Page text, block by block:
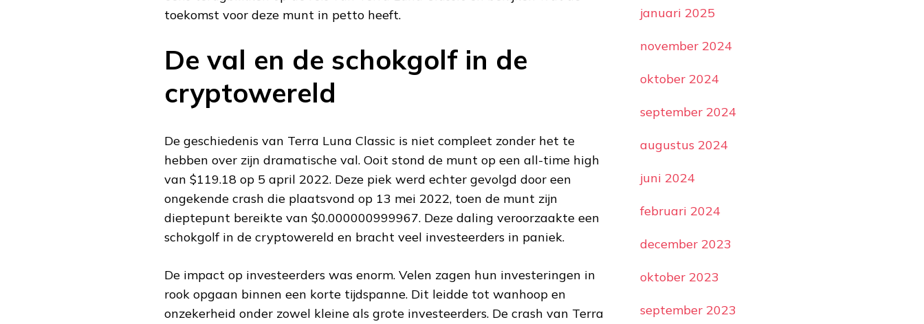
toekomst voor deze munt in petto heeft.
De val en de schokgolf in de
cryptowereld
De geschiedenis van Terra Luna Classic is niet compleet zonder het te
hebben over zijn dramatische val. Ooit stond de munt op een all-time high
van $119.18 op 5 april 2022. Deze piek werd echter gevolgd door een
ongekende crash die plaatsvond op 13 mei 2022, toen de munt zijn
dieptepunt bereikte van $0.000000999967. Deze daling veroorzaakte een
schokgolf in de cryptowereld en bracht veel investeerders in paniek.
De impact op investeerders was enorm. Velen zagen hun investeringen in
rook opgaan binnen een korte tijdspanne. Dit leidde tot wanhoop en
onzekerheid onder zowel kleine als grote investeerders. De crash van Terra
januari 2025
november 2024
oktober 2024
september 2024
augustus 2024
juni 2024
februari 2024
december 2023
oktober 2023
september 2023